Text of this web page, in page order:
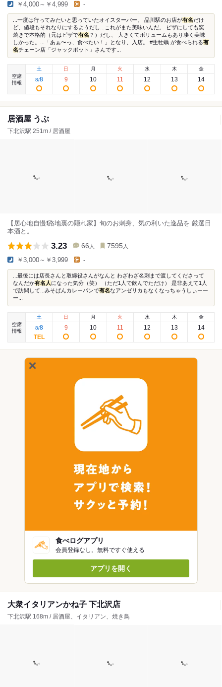
￥4,000～￥4,999 -
...一度は行ってみたいと思っていたオイスターバー。 品川駅のお店が有名だけ
ど、値段もそれなりにするようだし...これがまた美味いんだ。 ピザにしても窯
焼きで本格的（元はピザで有名 ？）だし、 大きくてボリュームもあり凄く美味
しかった。...「あぁ〜っ、食べたい！」となり、入店。 #生牡蠣 が食べられる有
名チェーン店「ジャックポット」さんです...
空席
情報
土
8/8
日
9
月
10
火
11
水
12
木
13
金
14
居酒屋 うぶ
下北沢駅 251m / 居酒屋
【居心地自慢❗️路地裏の隠れ家】旬のお刺身、気の利いた逸品を 厳選日
本酒と。
3.23 66 人 7595 人
￥3,000～￥3,999 -
...最後には店長さんと取締役さんがなんと わざわざ名刺まで渡してくださって
なんだか有名人 になった気分（笑） （ただ1人で飲んでただけ） 是非あえて1人
で訪問して...みそぱんカレーパンで有名なアンゼリカもなくなっちゃうしぃーー
ー...
空席
情報
土
8/8
日
9
月
10
火
11
水
12
木
13
金
14
食べログアプリ
会員登録なし。無料ですぐ使える
アプリを開く
大衆イタリアンかね子 下北沢店
下北沢駅 168m / 居酒屋、イタリアン、焼き鳥